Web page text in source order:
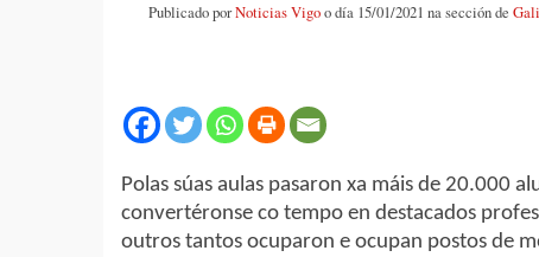
Publicado porNoticias Vigoo día 15/01/2021 na sección de
Polas súas aulas pasaron xa máis de 20.000
convertéronse co tempo en destacados
outros tantos ocuparon e ocupan postos de